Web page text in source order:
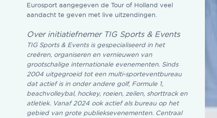
Eurosport aangegeven de Tour of Holland veel
aandacht te geven met live uitzendingen.
Over initiatiefnemer TIG Sports & Events
TIG Sports & Events is gespecialiseerd in het
creëren, organiseren en vernieuwen van
grootschalige internationale evenementen. Sinds
2004 uitgegroeid tot een multi-sporteventbureau
dat actief is in onder andere golf, Formule 1,
beachvolleybal, hockey, roeien, zeilen, shorttrack en
atletiek. Vanaf 2024 ook actief als bureau op het
gebied van grote publieksevenementen. Centraal